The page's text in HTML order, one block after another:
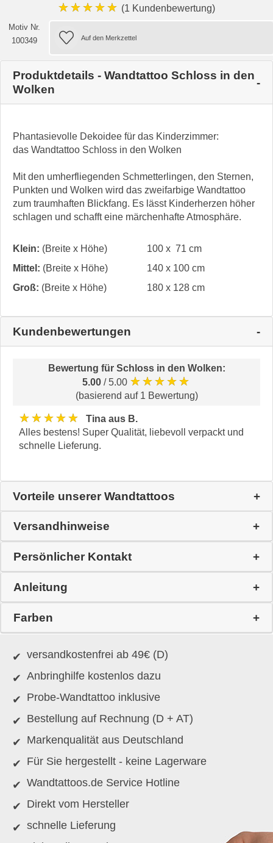
★★★★★ (1 Kundenbewertung)
Motiv Nr.
100349
Produktdetails - Wandtattoo Schloss in den
Wolken
Phantasievolle Dekoidee für das Kinderzimmer:
das Wandtattoo Schloss in den Wolken
Mit den umherfliegenden Schmetterlingen, den Sternen,
Punkten und Wolken wird das zweifarbige Wandtattoo
zum traumhaften Blickfang. Es lässt Kinderherzen höher
schlagen und schafft eine märchenhafte Atmosphäre.
Klein: (Breite x Höhe)
100 x 71 cm
Mittel: (Breite x Höhe)
140 x 100 cm
Groß: (Breite x Höhe) 180 x 128 cm
Kundenbewertungen
Bewertung für Schloss in den Wolken:
5.00 / 5.00 ★★★★★
(basierend auf 1 Bewertung)
★★★★★
Tina aus B.
Alles bestens! Super Qualität, liebevoll verpackt und
schnelle Lieferung.
Vorteile unserer Wandtattoos
Versandhinweise
Persönlicher Kontakt
Anleitung
Farben
versandkostenfrei ab 49€ (D)
Anbringhilfe kostenlos dazu
Probe-Wandtattoo inklusive
Bestellung auf Rechnung (D + AT)
Markenqualität aus Deutschland
Für Sie hergestellt - keine Lagerware
Wandtattoos.de Service Hotline
Direkt vom Hersteller
schnelle Lieferung